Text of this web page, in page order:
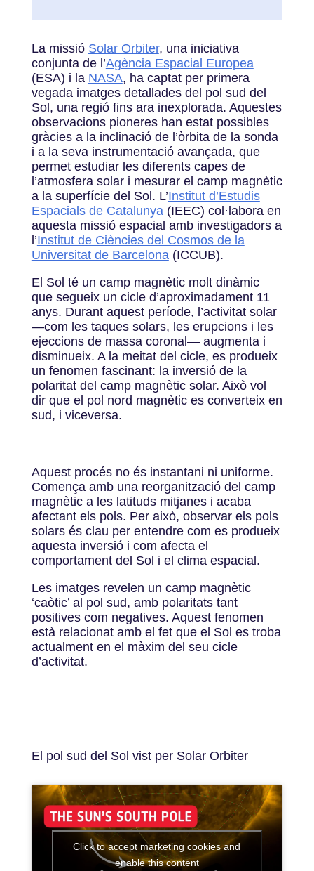
La missió Solar Orbiter, una iniciativa
conjunta de l’Agència Espacial Europea
(ESA) i la NASA, ha captat per primera
vegada imatges detallades del pol sud del
Sol, una regió fins ara inexplorada. Aquestes
observacions pioneres han estat possibles
gràcies a la inclinació de l’òrbita de la sonda
i a la seva instrumentació avançada, que
permet estudiar les diferents capes de
l’atmosfera solar i mesurar el camp magnètic
a la superfície del Sol. L’Institut d’Estudis
Espacials de Catalunya (IEEC) col·labora en
aquesta missió espacial amb investigadors a
l’Institut de Ciències del Cosmos de la
Universitat de Barcelona (ICCUB).
El Sol té un camp magnètic molt dinàmic
que segueix un cicle d’aproximadament 11
anys. Durant aquest període, l’activitat solar
—com les taques solars, les erupcions i les
ejeccions de massa coronal— augmenta i
disminueix. A la meitat del cicle, es produeix
un fenomen fascinant: la inversió de la
polaritat del camp magnètic solar. Això vol
dir que el pol nord magnètic es converteix en
sud, i viceversa.
Aquest procés no és instantani ni uniforme.
Comença amb una reorganització del camp
magnètic a les latituds mitjanes i acaba
afectant els pols. Per això, observar els pols
solars és clau per entendre com es produeix
aquesta inversió i com afecta el
comportament del Sol i el clima espacial.
Les imatges revelen un camp magnètic
‘caòtic’ al pol sud, amb polaritats tant
positives com negatives. Aquest fenomen
està relacionat amb el fet que el Sol es troba
actualment en el màxim del seu cicle
d’activitat.
El pol sud del Sol vist per Solar Orbiter
Click to accept marketing cookies and
enable this content